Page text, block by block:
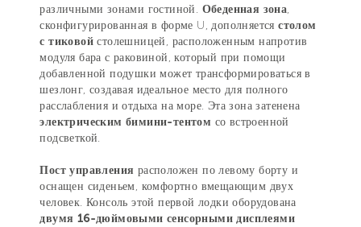
различными зонами гостиной. Обеденная зона,
сконфигурированная в форме U, дополняется столом
с тиковойстолешницей, расположенным напротив
модуля бара с раковиной, который при помощи
добавленной подушки может трансформироваться в
шезлонг, создавая идеальное место для полного
расслабления и отдыха на море. Эта зона затенена
электрическим бимини-тентом со встроенной
подсветкой.
Пост управления расположен по левому борту и
оснащен сиденьем, комфортно вмещающим двух
человек. Консоль этой первой лодки оборудована
двумя 16-дюймовыми сенсорными дисплеями